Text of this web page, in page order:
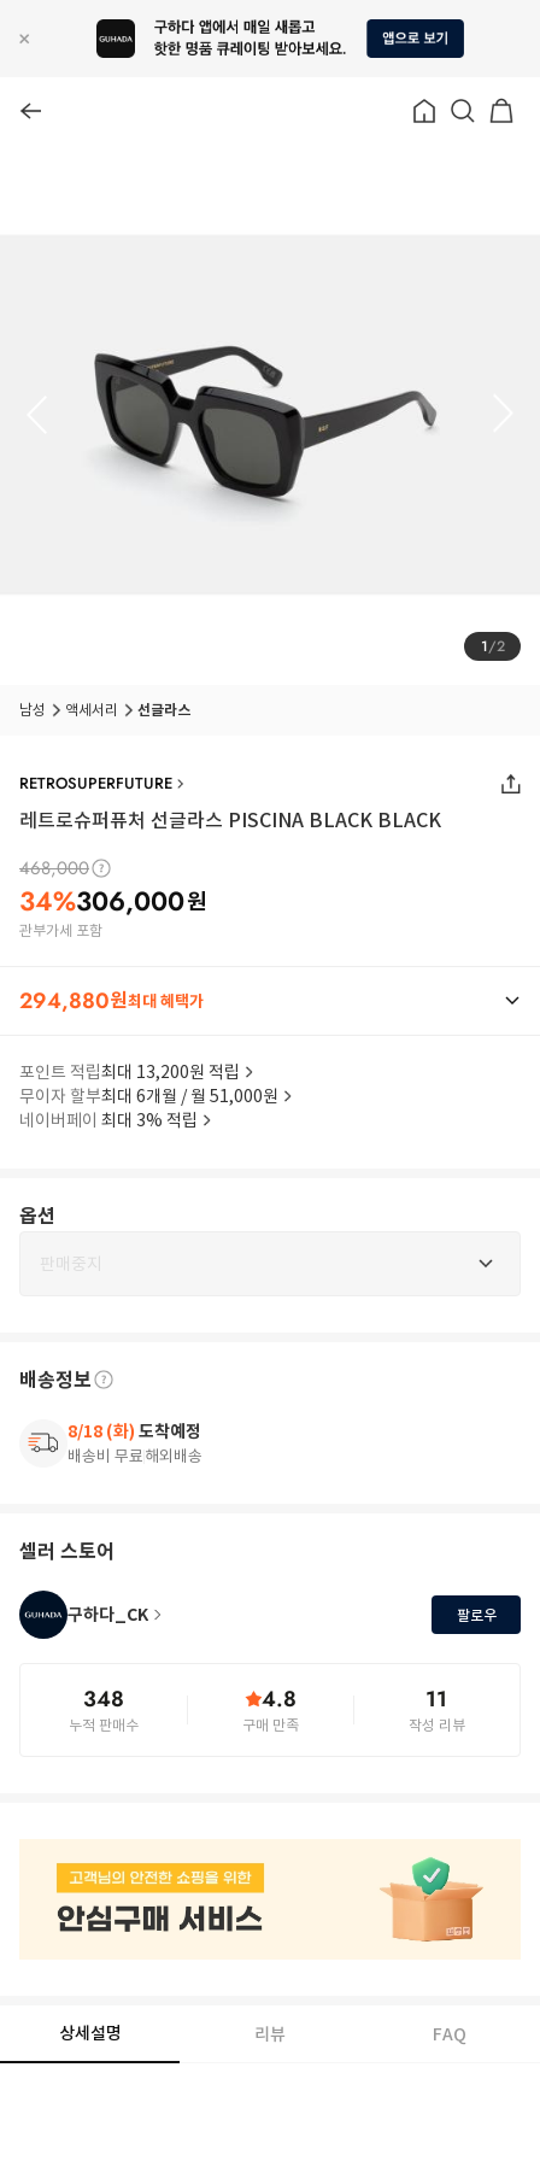
1/2
남성 액세서리 선글라스
RETROSUPERFUTURE
레트로슈퍼퓨처 선글라스 PISCINA BLACK BLACK
468,000
34%306,000원
관부가세 포함
294,880원최대 혜택가
포인트 적립최대 13,200원 적립
무이자 할부최대 6개월 / 월 51,000원
네이버페이 최대 3% 적립
옵션
판매중지
배송정보
8/18 (화) 도착예정
배송비 무료해외배송
셀러 스토어
구하다_CK 팔로우
348
누적 판매수
4.8
구매 만족
11
작성 리뷰
상세설명 리뷰 FAQ